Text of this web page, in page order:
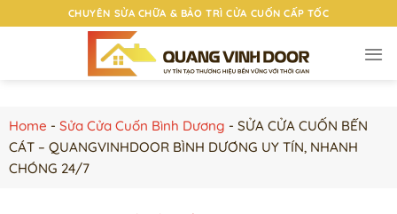
đến
CHUYÊN SỬA CHỮA & BẢO TRÌ CỬA CUỐN CẤP TỐC
Home - Sửa Cửa Cuốn Bình Dương - SỬA CỬA CUỐN BẾN
CÁT – QUANGVINHDOOR BÌNH DƯƠNG UY TÍN, NHANH
CHÓNG 24/7